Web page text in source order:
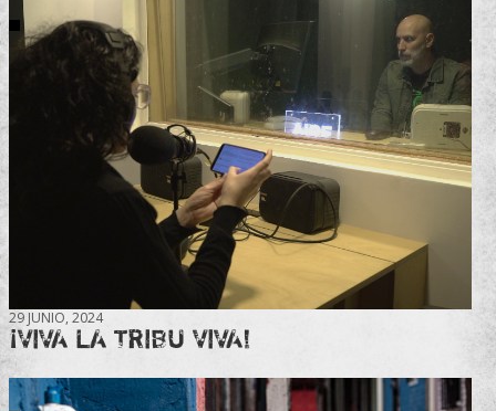
29 JUNIO, 2024
¡VIVA LA TRIBU VIVA!